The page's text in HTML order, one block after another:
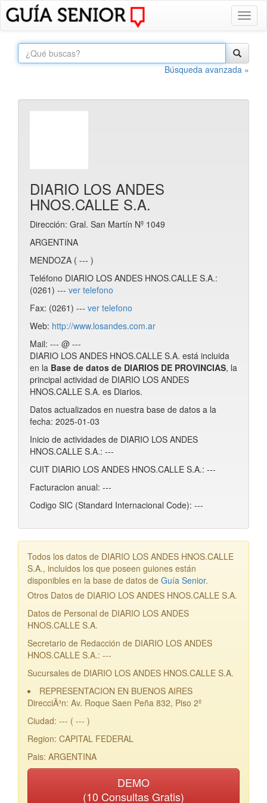
Búsqueda avanzada »
DIARIO LOS ANDES
HNOS.CALLE S.A.
Dirección: Gral. San Martín Nº 1049
ARGENTINA
MENDOZA ( --- )
Teléfono DIARIO LOS ANDES HNOS.CALLE S.A.:
(0261) --- ver telefono
Fax: (0261) --- ver telefono
Web: http://www.losandes.com.ar
Mail: --- @ ---
DIARIO LOS ANDES HNOS.CALLE S.A. está incluida
en la Base de datos de DIARIOS DE PROVINCIAS, la
principal actividad de DIARIO LOS ANDES
HNOS.CALLE S.A. es Diarios.
Datos actualizados en nuestra base de datos a la
fecha: 2025-01-03
Inicio de actividades de DIARIO LOS ANDES
HNOS.CALLE S.A.: ---
CUIT DIARIO LOS ANDES HNOS.CALLE S.A.: ---
Facturacion anual: ---
Codigo SIC (Standard Internacional Code): ---
Todos los datos de DIARIO LOS ANDES HNOS.CALLE
S.A., incluidos los que poseen guiones están
disponibles en la base de datos de Guía Senior.
Otros Datos de DIARIO LOS ANDES HNOS.CALLE S.A.
Datos de Personal de DIARIO LOS ANDES
HNOS.CALLE S.A.
Secretario de Redacción de DIARIO LOS ANDES
HNOS.CALLE S.A.: ---
Sucursales de DIARIO LOS ANDES HNOS.CALLE S.A.
REPRESENTACION EN BUENOS AIRES
DirecciÃ³n: Av. Roque Saen Peña 832, Piso 2º
Ciudad: --- ( --- )
Region: CAPITAL FEDERAL
Pais: ARGENTINA
DEMO
(10 Consultas Gratis)